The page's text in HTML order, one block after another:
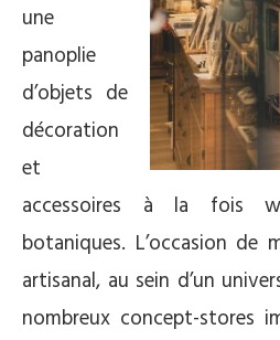
une
panoplie
d’objets de
décoration
et
accessoires à la fois
botaniques. L’occasion de
artisanal, au sein d’un
nombreux concept-stores